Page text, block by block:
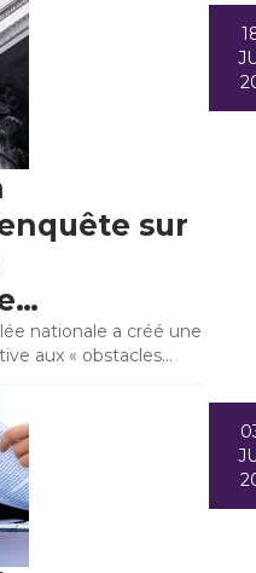
sur
nationale a créé une
aux « obstacles…